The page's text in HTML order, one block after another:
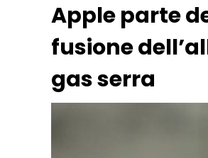
Apple parte
fusione
gas serra